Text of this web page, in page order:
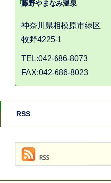
藤野やまなみ温泉
神奈川県相模原市緑区
牧野4225-1
TEL:042-686-8073
FAX:042-686-8023
RSS